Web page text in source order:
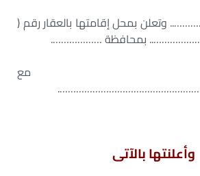
وتعلن بمحل إقامتها بالعقار رقم (
بمحافظة ……………….
مع
وأعلنتها بالآتى